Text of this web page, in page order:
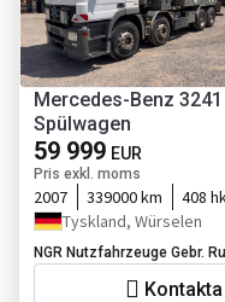
Mercedes-Benz
Spülwagen
59 999 EUR
Pris exkl. moms
2007 339000 km
408
Tyskland, Würselen
NGR Nutzfahrzeuge Gebr.